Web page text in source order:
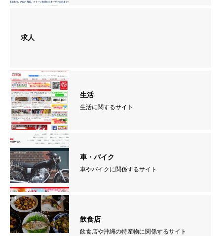
求人
生活
生活に関するサイト
車・バイク
車やバイクに関係するサイト
飲食店
飲食店や沖縄の特産物に関係するサイト